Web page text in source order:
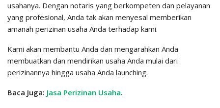
usahanya. Dengan notaris yang berkompeten dan pelayanan
yang profesional, Anda tak akan menyesal memberikan
amanah perizinan usaha Anda terhadap kami.
Kami akan membantu Anda dan mengarahkan Anda
membuatkan dan mendirikan usaha Anda mulai dari
perizinannya hingga usaha Anda launching.
Baca Juga: Jasa Perizinan Usaha.